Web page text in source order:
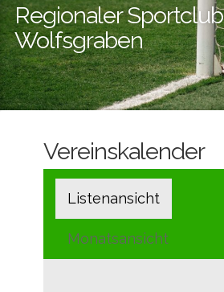
Regionaler Sportclub
Wolfsgraben
Vereinskalender
Listenansicht
Monatsansicht